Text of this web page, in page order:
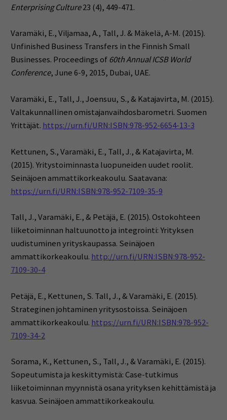
Enterprising Culture23 (4), 449-471.
Varamäki, E., Viljamaa, A., Tall, J. & Mäkelä, A-M. (2015).
Unfinished Business Transfers in the Finnish Small
Businesses. Proceedings of 60th Annual ICSB World
Conference, June 6-9, 2015, Dubai, UAE.
Varamäki, E., Tall, J., Joensuu, S., & Katajavirta, M. (2015).
Valtakunnallinen omistajanvaihdosbarometri. Suomen
Yrittäjät. https://urn.fi/URN:ISBN:978-952-6654-13-3
Kettunen, S., Varamäki, E., Tall, J., & Katajavirta, M.
(2015). Yritystoiminnasta luopuneiden uudet roolit.
Seinäjoen ammattikorkeakoulu. Saatavana:
https://urn.fi/URN:ISBN:978-952-7109-35-9
Tall, J., Varamäki, E., & Petäjä, E. (2015). Ostokohteen
liiketoiminnan haltuunotto ja integrointi: Yrityksen
uudistuminen yrityskaupassa. Seinäjoen
ammattikorkeakoulu. http://urn.fi/URN:ISBN:978-952-
7109-30-4
Petäjä, E., Kettunen, S. Tall, J., & Varamäki, E. (2015).
Strateginen johtaminen yritysostoissa. Seinäjoen
ammattikorkeakoulu. https://urn.fi/URN:ISBN:978-952-
7109-34-2
Sorama, K., Kettunen, S., Tall, J., & Varamäki, E. (2015).
Sopeutumista ja keskittymistä: Case-tutkimus
liiketoiminnan myynnistä osana yrityksen kehittämistä ja
kasvua. Seinäjoen ammattikorkeakoulu.